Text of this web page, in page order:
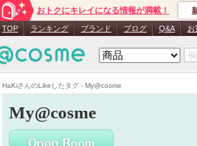
HaKiさんのLikeしたタグ - My@cosme
おトクにキレイになる情報が満載！
TOP ランキング ブランド ブログ Q&A お
My@cosme
HaKiさん